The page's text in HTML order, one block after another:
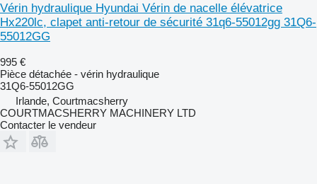
Vérin hydraulique Hyundai Vérin de nacelle élévatrice
Hx220lc, clapet anti-retour de sécurité 31q6-55012gg 31Q6-
55012GG
995 €
Pièce détachée - vérin hydraulique
31Q6-55012GG
Irlande, Courtmacsherry
COURTMACSHERRY MACHINERY LTD
Contacter le vendeur